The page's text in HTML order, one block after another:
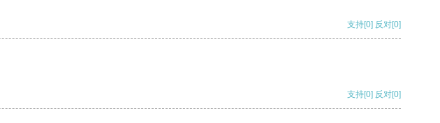
支持[0] 反对[0]
支持[0] 反对[0]